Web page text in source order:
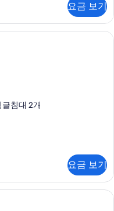
요금 보기
, 침실 3개, 전용 수영장 | 객실 내
침대 2개
요금 보기
, 침실 4개, 전용 수영장 | 객실에서